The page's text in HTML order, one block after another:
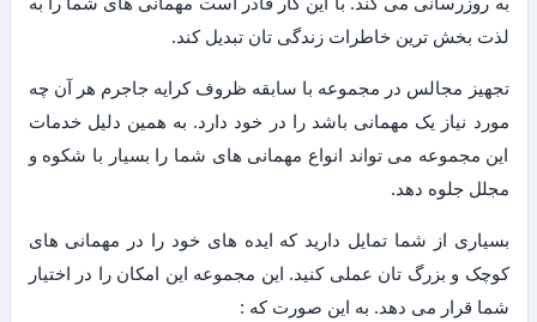
لذت بخش ترین خاطرات زندگی تان تبدیل کند.
تجهیز مجالس در مجموعه با سابقه ظروف کرایه جاجرم هر آن چه
مورد نیاز یک مهمانی باشد را در خود دارد. به همین دلیل خدمات
این مجموعه می تواند انواع مهمانی های شما را بسیار با شکوه و
مجلل جلوه دهد.
بسیاری از شما تمایل دارید که ایده های خود را در مهمانی های
کوچک و بزرگ تان عملی کنید. این مجموعه این امکان را در اختیار
شما قرار می دهد. به این صورت که :